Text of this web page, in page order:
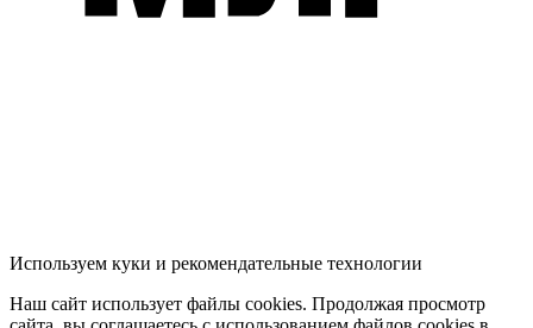
Используем куки и рекомендательные технологии
Наш сайт использует файлы cookies. Продолжая просмотр